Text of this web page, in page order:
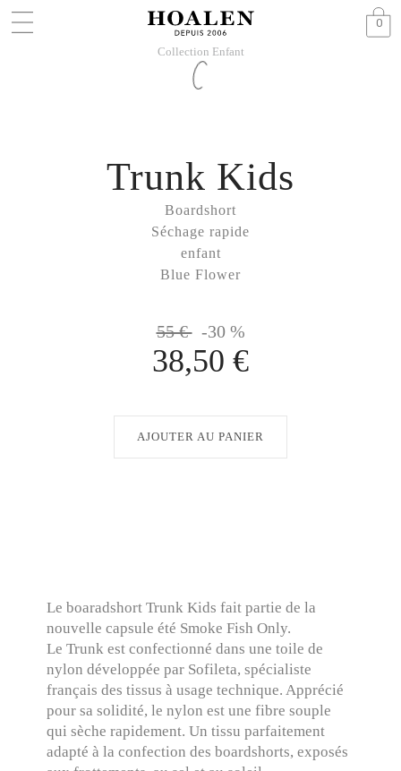
0
Collection Enfant
Boardshort
Séchage rapide
enfant
Blue Flower
Trunk Kids
55 € -30 %
38,50 €
AJOUTER AU PANIER
Le boaradshort Trunk Kids fait partie de la
nouvelle capsule été Smoke Fish Only.
Le Trunk est confectionné dans une toile de
nylon développée par Sofileta, spécialiste
français des tissus à usage technique. Apprécié
pour sa solidité, le nylon est une fibre souple
qui sèche rapidement. Un tissu parfaitement
adapté à la confection des boardshorts, exposés